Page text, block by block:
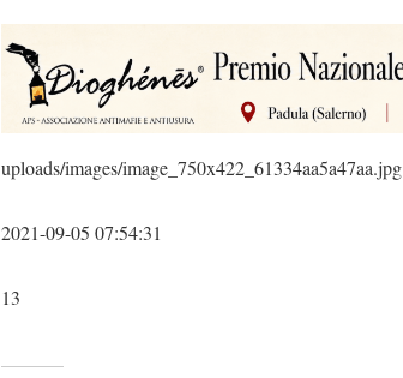
uploads/images/image_750x422_61334aa5a47aa.jpg
2021-09-05 07:54:31
13